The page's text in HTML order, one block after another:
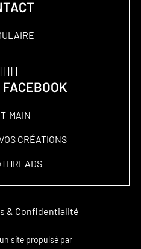
FACEBOOK
MAIN
CRÉATIONS
& Confidentialité
site propulsé par